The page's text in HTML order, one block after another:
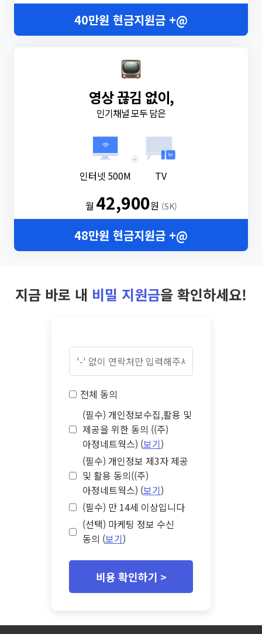
40만원 현금지원금 +@
영상 끊김 없이,
인기채널 모두 담은
인터넷 500M
+
TV
월 42,900원 (SK)
48만원 현금지원금 +@
지금 바로 내 비밀 지원금을 확인하세요!
전체 동의
(필수) 개인정보수집,활용 및
제공을 위한 동의 ((주)
아정네트웍스) (보기)
(필수) 개인정보 제3자 제공
및 활용 동의((주)
아정네트웍스) (보기)
(필수) 만 14세 이상입니다
(선택) 마케팅 정보 수신
동의 (보기)
비용 확인하기 >